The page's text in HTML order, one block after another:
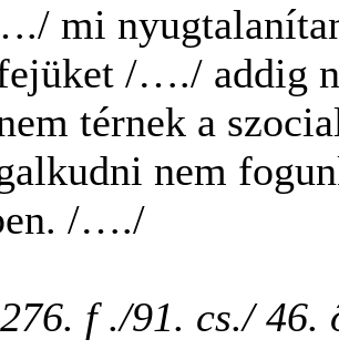
mi
/…./ addig
térnek a
nem
/…./
f ./91. cs./ 46.